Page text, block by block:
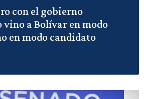
con el gobierno
vino a Bolívar en modo
en modo candidato